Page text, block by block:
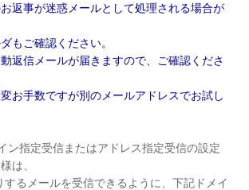
返事が迷惑メールとして処理される場合が
もご確認ください。
返信メールが届きますので、ご確認くださ
お手数ですが別のメールアドレスでお試し
ン指定受信またはアドレス指定受信の設定
は、
るメールを受信できるように、下記ドメイ